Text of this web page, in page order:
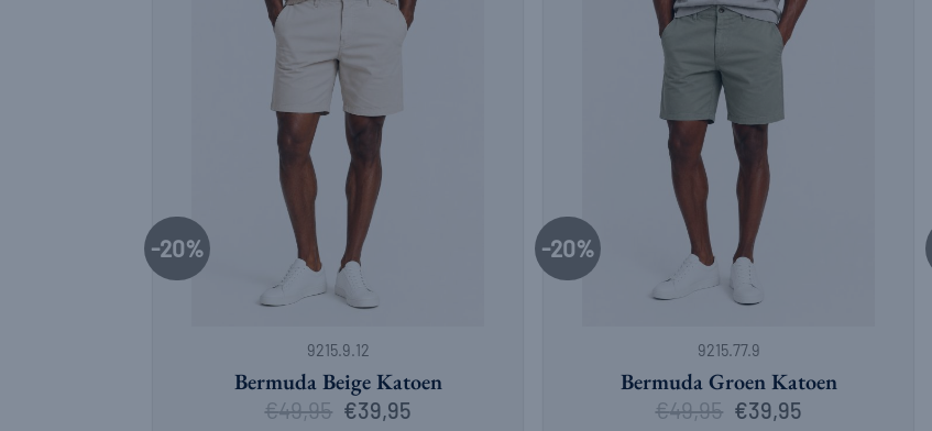
-20%
9215.9.12
Bermuda Beige Katoen
€49,95
Oorspronkelijke
prijs
€39,95prijs
-20%
9215.77.9
Bermuda Groen Katoen
€49,95
Oorspronkelijke
prijs
€39,95prijs